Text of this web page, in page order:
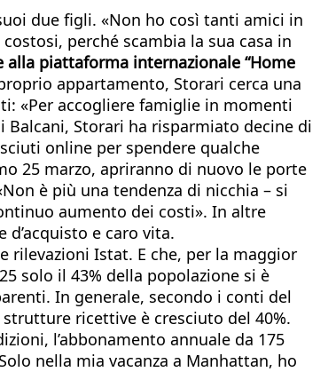
due figli. «Non ho così tanti amici in
perché scambia la sua casa in
piattaforma internazionale “Home
appartamento, Storari cerca una
«Per accogliere famiglie in momenti
Balcani, Storari ha risparmiato decine di
online per spendere qualche
25 marzo, apriranno di nuovo le porte
è più una tendenza di nicchia – si
aumento dei costi». In altre
e caro vita.
rilevazioni Istat. E che, per la maggior
solo il 43% della popolazione si è
In generale, secondo i conti del
ricettive è cresciuto del 40%.
l’abbonamento annuale da 175
nella mia vacanza a Manhattan, ho